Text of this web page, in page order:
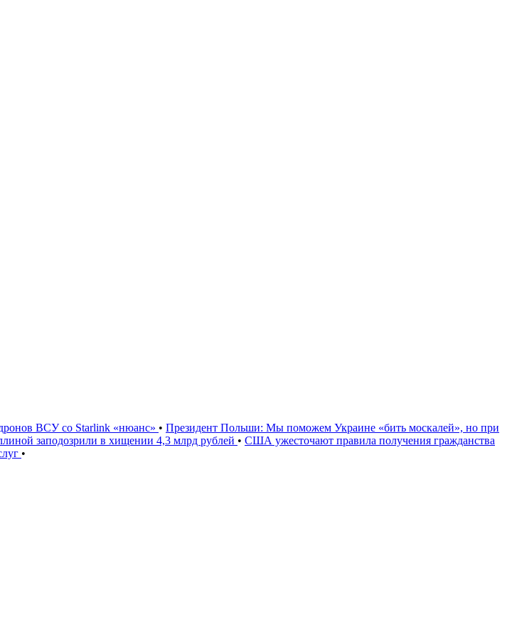
ВСУ со Starlink «нюанс» • Президент Польши: Мы поможем Украине «бить москалей», но при
заподозрили в хищении 4,3 млрд рублей • США ужесточают правила получения гражданства
•